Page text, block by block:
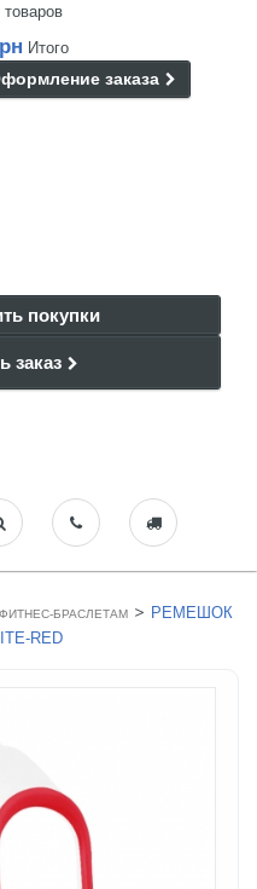
товаров
Итого
заказа
покупки
заказ
БРАСЛЕТАМ > РЕМЕШОК
RED